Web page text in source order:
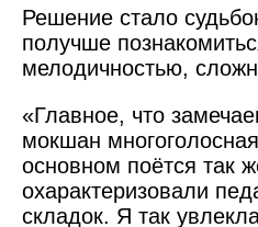
Решение стало
получше
мелодичностью,
«Главное, что
мокшан
основном поётся так
охарактеризовали
складок. Я так